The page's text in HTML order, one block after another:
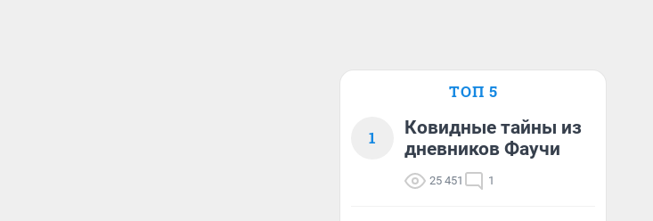
ТОП 5
1
Ковидные тайны из
дневников Фаучи
25 451 1